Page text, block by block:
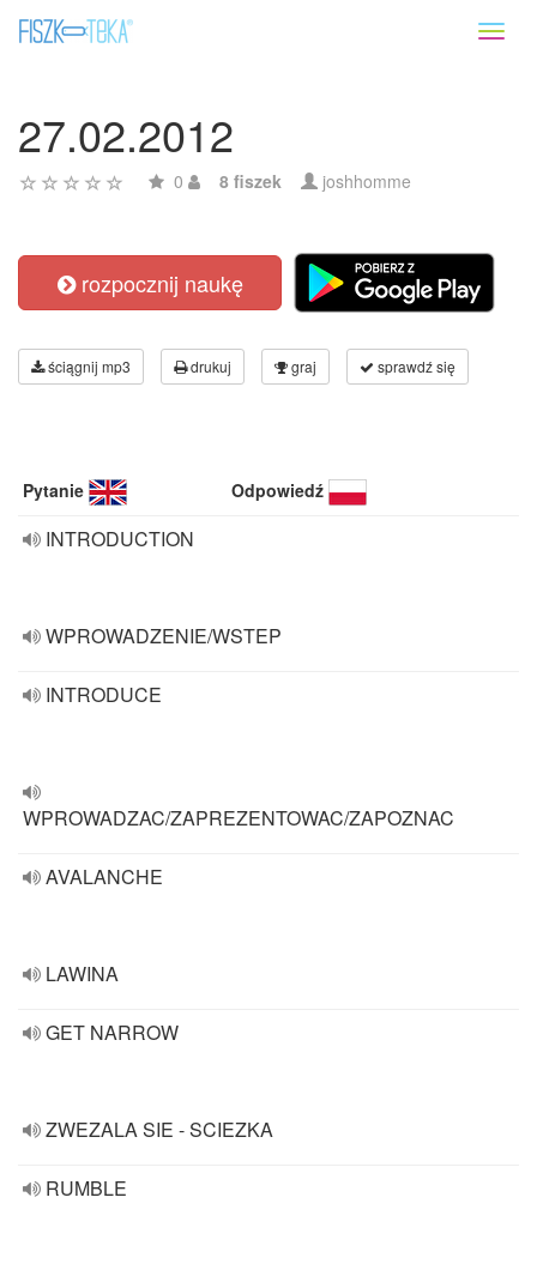
27.02.2012
0 8 fiszek joshhomme
rozpocznij naukę
ściągnij mp3 drukuj graj sprawdź się
Pytanie Odpowiedź
INTRODUCTION
WPROWADZENIE/WSTEP
INTRODUCE
WPROWADZAC/ZAPREZENTOWAC/ZAPOZNAC
AVALANCHE
LAWINA
GET NARROW
ZWEZALA SIE - SCIEZKA
RUMBLE